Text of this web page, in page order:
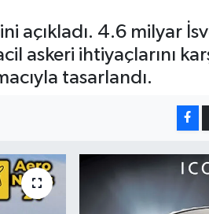
açıkladı. 4.6 milyar
askeri ihtiyaçlarını
tasarlandı.